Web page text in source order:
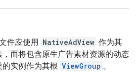
件应使用 NativeAdView 作为其
而将包含原生广告素材资源的动态
实例作为其根 ViewGroup 。